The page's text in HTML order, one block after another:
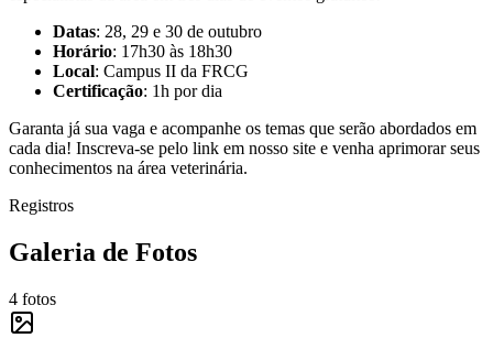
Datas: 28, 29 e 30 de outubro
Horário: 17h30 às 18h30
Local: Campus II da FRCG
Certificação: 1h por dia
Garanta já sua vaga e acompanhe os temas que serão abordados em
cada dia! Inscreva-se pelo link em nosso site e venha aprimorar seus
conhecimentos na área veterinária.
Registros
Galeria de Fotos
4 fotos